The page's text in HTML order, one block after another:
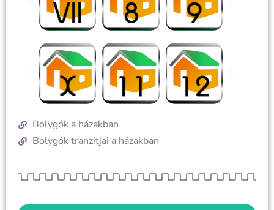
Bolygók a házakban
Bolygók tranzitjai a házakban